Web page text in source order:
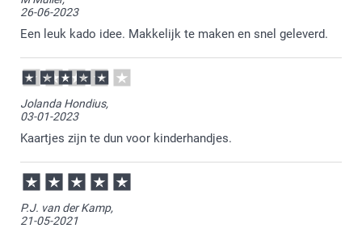
heel veel speelplezier van!
26-06-2023
Een leuk kado idee. Makkelijk te maken en snel geleverd.
Jolanda Hondius,
03-01-2023
Kaartjes zijn te dun voor kinderhandjes.
P.J. van der Kamp,
21-05-2021